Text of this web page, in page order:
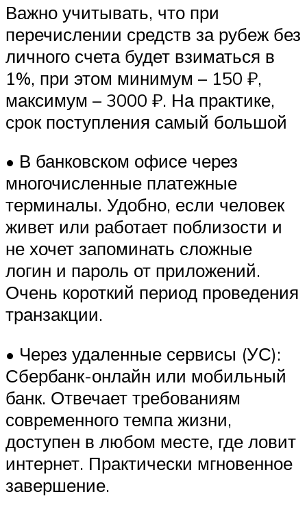
Важно учитывать, что при
перечислении средств за рубеж без
личного счета будет взиматься в
1%, при этом минимум – 150 ₽,
максимум – 3000 ₽. На практике,
срок поступления самый большой
• В банковском офисе через
многочисленные платежные
терминалы. Удобно, если человек
живет или работает поблизости и
не хочет запоминать сложные
логин и пароль от приложений.
Очень короткий период проведения
транзакции.
• Через удаленные сервисы (УС):
Сбербанк-онлайн или мобильный
банк. Отвечает требованиям
современного темпа жизни,
доступен в любом месте, где ловит
интернет. Практически мгновенное
завершение.